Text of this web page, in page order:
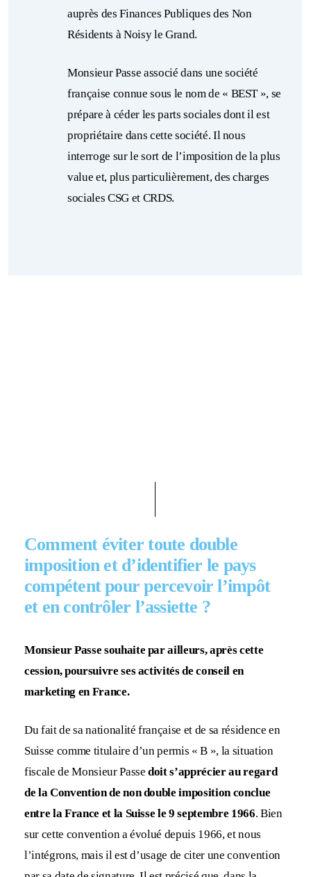
auprès des Finances Publiques des Non
Résidents à Noisy le Grand.
Monsieur Passe associé dans une société
française connue sous le nom de « BEST », se
prépare à céder les parts sociales dont il est
propriétaire dans cette société. Il nous
interroge sur le sort de l’imposition de la plus
value et, plus particulièrement, des charges
sociales CSG et CRDS.
Comment éviter toute double
imposition et d’identifier le pays
compétent pour percevoir l’impôt
et en contrôler l’assiette ?
Monsieur Passe souhaite par ailleurs, après cette
cession, poursuivre ses activités de conseil en
marketing en France.
Du fait de sa nationalité française et de sa résidence en
Suisse comme titulaire d’un permis « B », la situation
fiscale de Monsieur Passedoit s’apprécier au regard
de la Convention de non double imposition conclue
entre la France et la Suisse le 9 septembre 1966. Bien
sur cette convention a évolué depuis 1966, et nous
l’intégrons, mais il est d’usage de citer une convention